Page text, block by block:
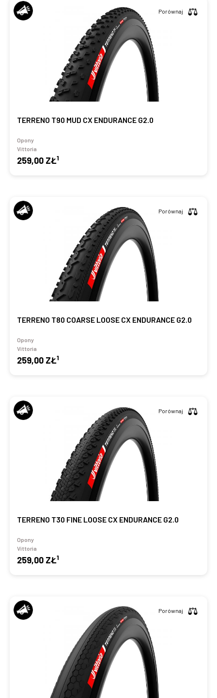
TERRENO T90 MUD CX ENDURANCE G2.0
Opony
Vittoria
259,00 ZŁ1
Porównaj
TERRENO T80 COARSE LOOSE CX ENDURANCE G2.0
Opony
Vittoria
259,00 ZŁ1
Porównaj
TERRENO T30 FINE LOOSE CX ENDURANCE G2.0
Opony
Vittoria
259,00 ZŁ1
Porównaj
Porównaj